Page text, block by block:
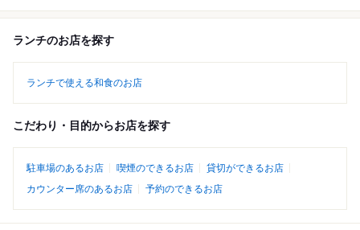
ランチのお店を探す
ランチで使える和食のお店
こだわり・目的からお店を探す
駐車場のあるお店 喫煙のできるお店
貸切ができるお店
カウンター席のあるお店
予約のできるお店